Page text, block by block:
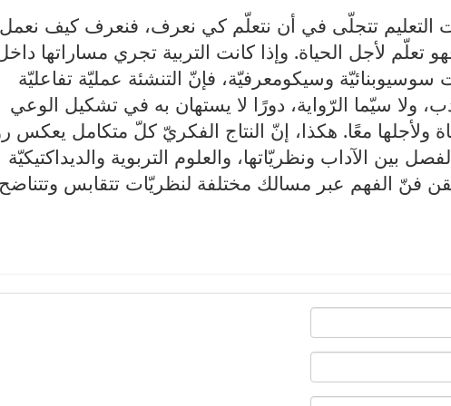
التعليم تتجلّى في أن نتعلّم كي نعرف، فنعرف كيف
لأجل الحياة. وإذا كانت التربية تجري مساراتها
وسيكومعرفيّة، فإنّ التنشئة عمليّة تفاعليّة
ولا سيّما الرّواية، دورًا لا يستهان به في تشكيل الوعي
ولأجلها معًا. هكذا، إنّ النتاج الفكريّ كلّ متكامل يعكس
بين الآداب ونظريّاتها، والعلوم التربوية والديداكتيكيّة
فنّ الفهم عبر مسالك مختلفة لنظريّات تتقابس